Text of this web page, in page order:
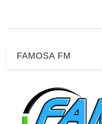
FAMOSA FM